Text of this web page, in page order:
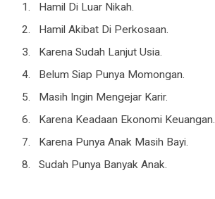
Hamil Di Luar Nikah.
Hamil Akibat Di Perkosaan.
Karena Sudah Lanjut Usia.
Belum Siap Punya Momongan.
Masih Ingin Mengejar Karir.
Karena Keadaan Ekonomi Keuangan.
Karena Punya Anak Masih Bayi.
Sudah Punya Banyak Anak.